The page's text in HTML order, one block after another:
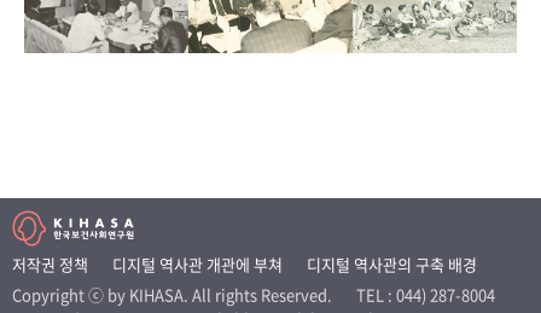
저작권 정책 디지털 역사관 개관에 부쳐
디지털 역사관의 구축 배경
Copyright ⓒ by KIHASA. All rights Reserved.
TEL : 044) 287-8004